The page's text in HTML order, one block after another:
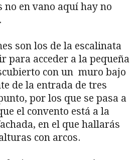
no en vano aquí hay no
son los de la escalinata
para acceder a la pequeña
con un muro bajo
de la entrada de tres
por los que se pasa a
el convento está a la
en el que hallarás
con arcos.